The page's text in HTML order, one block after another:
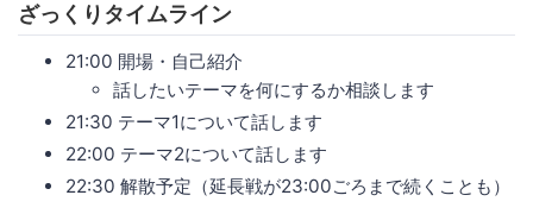
ざっくりタイムライン
21:00 開場・自己紹介
話したいテーマを何にするか相談します
21:30 テーマ1について話します
22:00 テーマ2について話します
22:30 解散予定（延長戦が23:00ごろまで続くことも）